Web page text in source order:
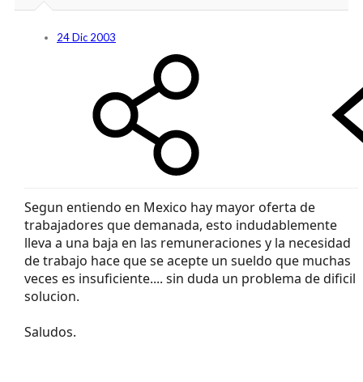
24 Dic 2003
Segun entiendo en Mexico hay mayor oferta de
trabajadores que demanada, esto indudablemente
lleva a una baja en las remuneraciones y la necesidad
de trabajo hace que se acepte un sueldo que muchas
veces es insuficiente.... sin duda un problema de dificil
solucion.
Saludos.